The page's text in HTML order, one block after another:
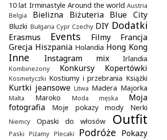
10 lat Irminastyle Around the world Austria
Belgia
Bielizna Biżuteria Blue City
Bluzki Bułgaria Cypr Czechy DIY Dodatki
Erasmus Events Filmy
Francja
Grecja Hiszpania Holandia Hong Kong
Inne Instagram mix Irlandia
Kombinezony Konkursy Kopertówki
Kosmetyczki Kostiumy i przebrania Książki
Kurtki jeansowe Litwa Madera Majorka
Malta Maroko Moda męska
Moja
fotografia
Moje pokazy mody Nerki
Niemcy Opaski do włosów Outfit
Paski Piżamy Plecaki Podróże Pokazy